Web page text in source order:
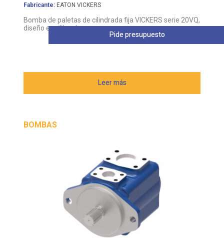
Fabricante: EATON VICKERS
Bomba de paletas de cilindrada fija VICKERS serie 20VQ,
diseño equilibrado
Leer más
Pide presupuesto
BOMBAS